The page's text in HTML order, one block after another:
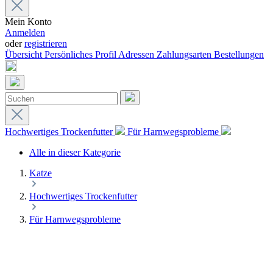
Mein Konto
Anmelden
oderregistrieren
Übersicht Persönliches Profil Adressen Zahlungsarten Bestellungen
Hochwertiges Trockenfutter
Für Harnwegsprobleme
Alle in dieser Kategorie
Katze
Hochwertiges Trockenfutter
Für Harnwegsprobleme